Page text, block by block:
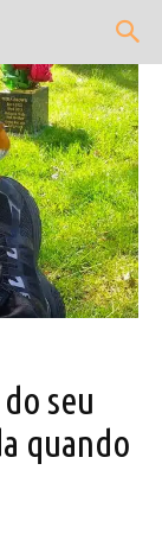
seu
quando